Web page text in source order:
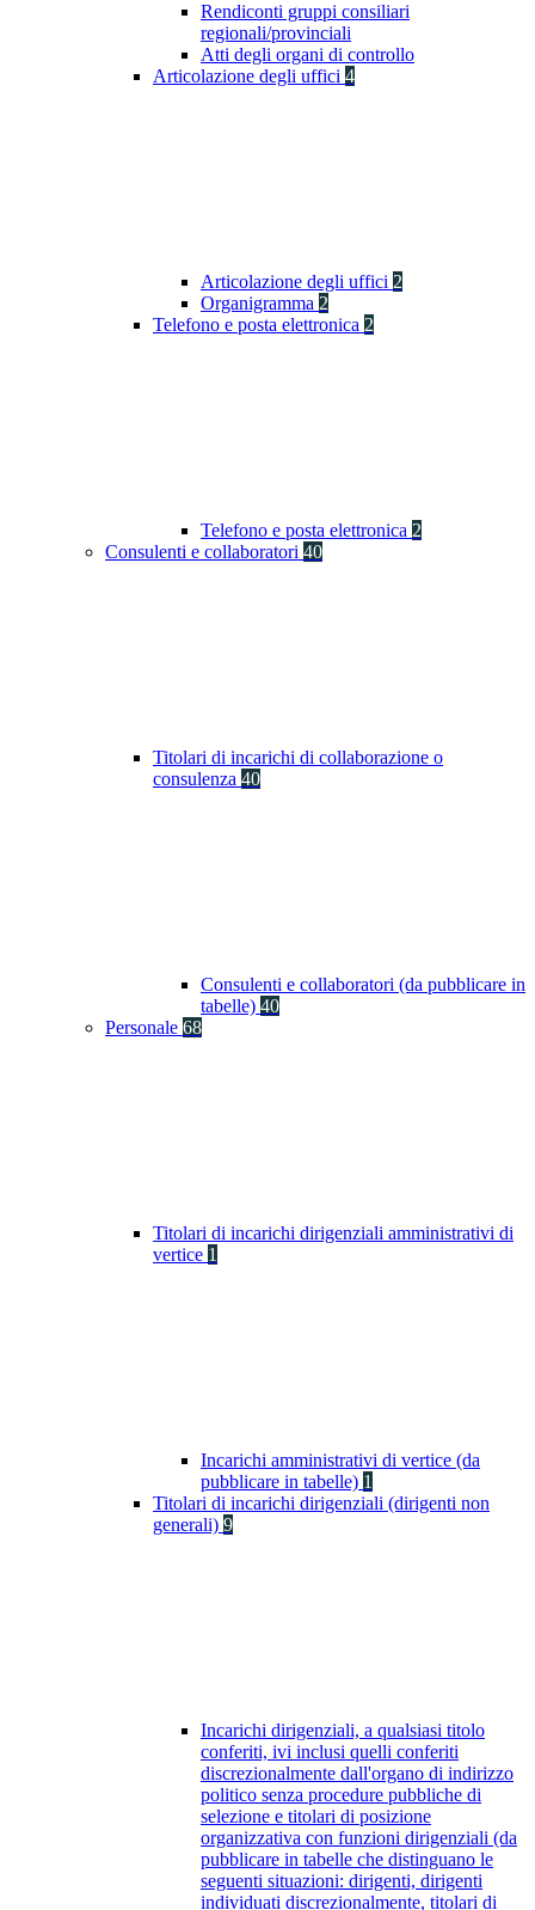
Rendiconti gruppi consiliari
regionali/provinciali
Atti degli organi di controllo
Articolazione degli uffici 4
Articolazione degli uffici 2
Organigramma 2
Telefono e posta elettronica 2
Telefono e posta elettronica 2
Consulenti e collaboratori 40
Titolari di incarichi di collaborazione o
consulenza 40
Consulenti e collaboratori (da pubblicare in
tabelle) 40
Personale 68
Titolari di incarichi dirigenziali amministrativi di
vertice 1
Incarichi amministrativi di vertice (da
pubblicare in tabelle) 1
Titolari di incarichi dirigenziali (dirigenti non
generali) 9
Incarichi dirigenziali, a qualsiasi titolo
conferiti, ivi inclusi quelli conferiti
discrezionalmente dall'organo di indirizzo
politico senza procedure pubbliche di
selezione e titolari di posizione
organizzativa con funzioni dirigenziali (da
pubblicare in tabelle che distinguano le
seguenti situazioni: dirigenti, dirigenti
individuati discrezionalmente, titolari di